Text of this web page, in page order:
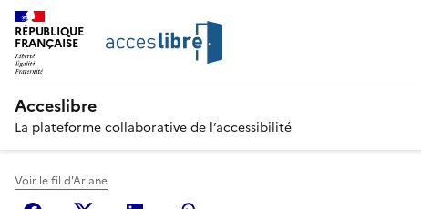
RÉPUBLIQUE
FRANÇAISE
Acceslibre
La plateforme collaborative de l’accessibilité
Voir le fil d'Ariane